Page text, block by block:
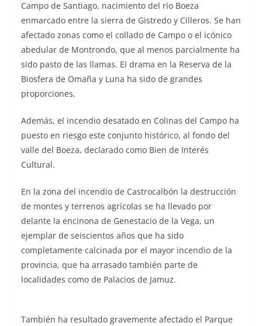
Campo de Santiago, nacimiento del río Boeza
enmarcado entre la sierra de Gistredo y Cilleros. Se han
afectado zonas como el collado de Campo o el icónico
abedular de Montrondo, que al menos parcialmente ha
sido pasto de las llamas. El drama en la Reserva de la
Biosfera de Omaña y Luna ha sido de grandes
proporciones.
Además, el incendio desatado en Colinas del Campo ha
puesto en riesgo este conjunto histórico, al fondo del
valle del Boeza, declarado como Bien de Interés
Cultural.
En la zona del incendio de Castrocalbón la destrucción
de montes y terrenos agrícolas se ha llevado por
delante la encinona de Genestacio de la Vega, un
ejemplar de seiscientos años que ha sido
completamente calcinada por el mayor incendio de la
provincia, que ha arrasado también parte de
localidades como de Palacios de Jamuz.
También ha resultado gravemente afectado el Parque